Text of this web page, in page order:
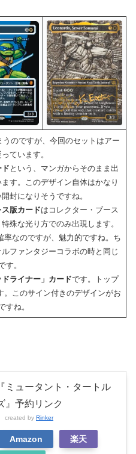
のですが、今回のセットはアー
ています。
ド という、マンガからそのまま出
す。このデザイン自体はかなり
封になりそうですね。
ス版カードはコレクター・ブース
殊な光り方でのみ出現します。
なのですが、魅力的ですね。ち
ファンタジーコラボの時と同じ
す。
ドライナー」カードです。トップ
。このサイン付きのデザインがお
すね。
『ミュータント・タートル
』予約リンク
created by Rinker
Amazon 楽天